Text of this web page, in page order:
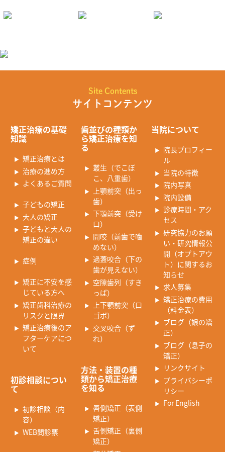
Site Contents
サイトコンテンツ
矯正治療の基礎
知識
矯正治療とは
治療の進め方
よくあるご質問
子どもの矯正
大人の矯正
子どもと大人の
矯正の違い
症例
矯正に不安を感
じている方へ
矯正歯科治療の
リスクと限界
矯正治療後のア
フターケアにつ
いて
初診相談につい
て
初診相談（内
容）
WEB問診票
歯並びの種類か
ら矯正治療を知
る
叢生（でこぼ
こ、八重歯）
上顎前突（出っ
歯）
下顎前突（受け
口）
開咬（前歯で噛
めない）
過蓋咬合（下の
歯が見えない）
空隙歯列（すき
っぱ）
上下顎前突（口
ゴボ）
交叉咬合（ず
れ）
方法・装置の種
類から矯正治療
を知る
唇側矯正（表側
矯正）
舌側矯正（裏側
矯正）
当院について
院長プロフィー
ル
当院の特徴
院内写真
院内設備
診療時間・アク
セス
研究協力のお願
い・研究情報公
開（オプトアウ
ト）に関するお
知らせ
求人募集
矯正治療の費用
（料金表）
ブログ（娘の矯
正）
ブログ（息子の
矯正）
リンクサイト
プライバシーポ
リシー
For English